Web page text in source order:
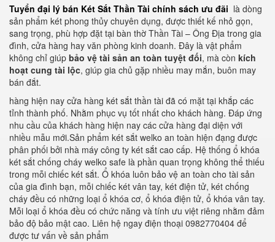
Tuyển đại lý bán Két Sắt Thần Tài chính sách ưu đãi là dòng
sản phẩm két phong thủy chuyên dụng, được thiết kế nhỏ gọn,
sang trọng, phù hợp đặt tại bàn thờ Thần Tài – Ông Địa trong gia
đình, cửa hàng hay văn phòng kinh doanh. Đây là vật phẩm
không chỉ giúp bảo vệ tài sản an toàn tuyệt đối, mà còn kích
hoạt cung tài lộc, giúp gia chủ gặp nhiều may mắn, buôn may
bán đắt.
hàng hiện nay cửa hàng két sắt thần tài đã có mặt tại khắp các
tỉnh thành phố. Nhằm phục vụ tốt nhất cho khách hàng. Đáp ứng
nhu cầu của khách hàng hiện nay các cửa hàng đại diện với
nhiều mẫu mới.Sản phẩm két sắt welko an toàn hiện đạng được
phân phối bởi nhà máy công ty két sắt cao cấp. Hệ thống ổ khóa
két sắt chống cháy welko safe là phần quan trọng không thể thiếu
trong mỗi chiếc két sắt. Ổ khóa luôn bảo vệ an toàn cho tài sản
của gia đình bạn, mỗi chiếc két vân tay, két điện tử, két chống
cháy đều có những loại ổ khóa cơ, ổ khóa điện tử, ổ khóa vân tay.
Mỗi loại ổ khóa đều có chức năng và tính ưu việt riêng nhằm đảm
bảo độ bảo mật cao. Liên hệ ngay điện thoại 0982770404 để
được tư vấn về sản phẩm